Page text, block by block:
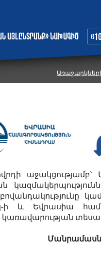
այլընտրանք» նախագիծ
աջակցությամբ`
ի և Եվրասիա